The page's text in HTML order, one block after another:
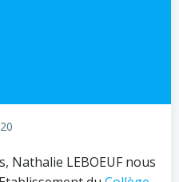
Nathalie LEBOEUF nous